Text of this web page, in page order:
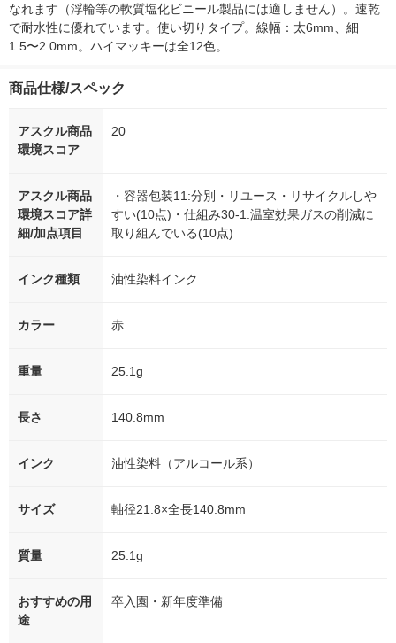
なれます（浮輪等の軟質塩化ビニール製品には適しません）。速乾
で耐水性に優れています。使い切りタイプ。線幅：太6mm、細
1.5〜2.0mm。ハイマッキーは全12色。
商品仕様/スペック
アスクル商品
環境スコア
20
アスクル商品
環境スコア詳
細/加点項目
・容器包装11:分別・リユース・リサイクルしや
すい(10点)・仕組み30-1:温室効果ガスの削減に
取り組んでいる(10点)
インク種類 油性染料インク
カラー 赤
重量 25.1g
長さ 140.8mm
インク 油性染料（アルコール系）
サイズ 軸径21.8×全長140.8mm
質量 25.1g
おすすめの用
途
卒入園・新年度準備